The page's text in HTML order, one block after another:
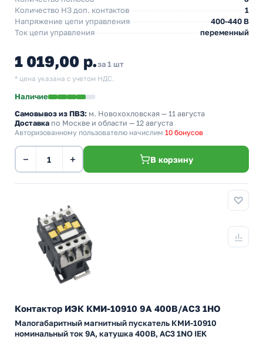
Количество НЗ доп. контактов
1
Напряжение цепи управления
400-440 В
Ток цепи управления
переменный
1 019,00 р.за 1 шт
* цена указана с учетом НДС.
Наличие
Самовывоз из ПВЗ: м. Новохохловская — 11 августа
Доставка по Москве и области — 12 августа
Авторизованному пользователю начислим 10 бонусов
− + В корзину
Контактор ИЭК КМИ-10910 9А 400В/АС3 1НО
Малогабаритный магнитный пускатель КМИ-10910
номинальный ток 9А, катушка 400В, АС3 1NO IEK